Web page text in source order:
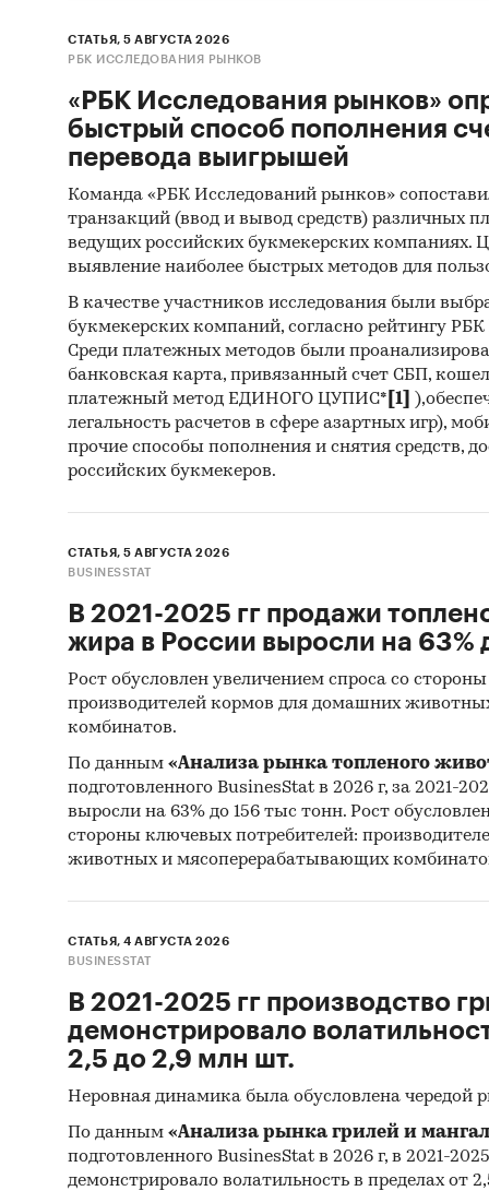
3.
товары
(тариф)
СТАТЬЯ, 5 АВГУСТА 2026
РБК ИССЛЕДОВАНИЯ РЫНКОВ
«РБК Исследования рынков»
быстрый способ пополнения
перевода выигрышей
Команда «РБК Исследований рынков»
транзакций (ввод и вывод средств) различных
ведущих российских букмекерских компаниях.
выявление наиболее быстрых методов для
В качестве участников исследования были
букмекерских компаний, согласно рейтингу
Среди платежных методов были
банковская карта, привязанный счет СБП,
платежный метод ЕДИНОГО ЦУПИС* [1]
легальность расчетов в сфере азартных игр),
прочие способы пополнения и снятия средств,
российских букмекеров.
СТАТЬЯ, 5 АВГУСТА 2026
BUSINESSTAT
В 2021-2025 гг продажи
жира в России выросли на 63%
Рост обусловлен увеличением спроса со
производителей кормов для домашних
комбинатов.
По данным «Анализа рынка топленого
подготовленного BusinesStat в 2026 г, за 2021-
выросли на 63% до 156 тыс тонн. Рост
стороны ключевых потребителей:
животных и мясоперерабатывающих
СТАТЬЯ, 4 АВГУСТА 2026
BUSINESSTAT
В 2021-2025 гг производство
демонстрировало
2,5 до 2,9 млн шт.
Неровная динамика была обусловлена чередой
По данным «Анализа рынка грилей и
подготовленного BusinesStat в 2026 г, в 2021-
демонстрировало волатильность в пределах от